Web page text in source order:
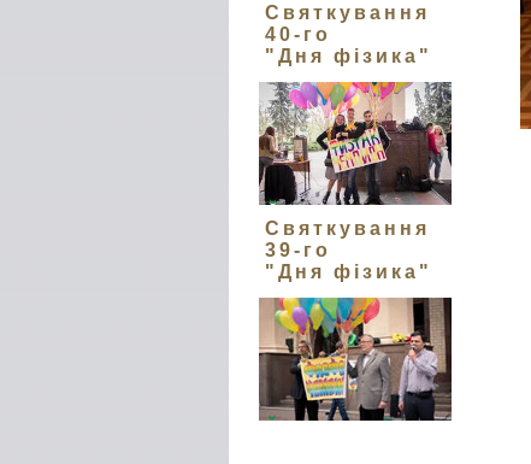
Святкування
40-го
"Дня фізика"
Святкування
39-го
"Дня фізика"